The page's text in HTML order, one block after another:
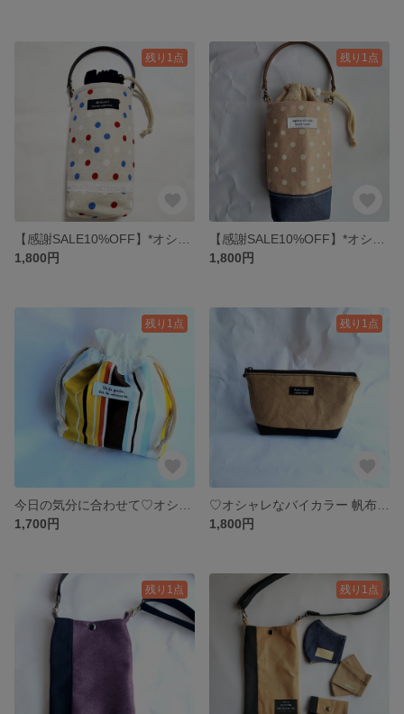
残り1点
1,800円
残り1点
1,800円
残り1点
1,700円
残り1点
1,800円
残り1点 残り1点